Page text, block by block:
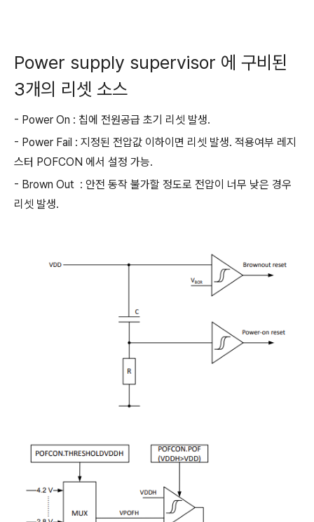
Power supply supervisor 에 구비된
3개의 리셋 소스
- Power On : 칩에 전원공급 초기 리셋 발생.
- Power Fail : 지정된 전압값 이하이면 리셋 발생. 적용여부 레지
스터 POFCON 에서 설정 가능.
- Brown Out : 안전 동작 불가할 정도로 전압이 너무 낮은 경우
리셋 발생.